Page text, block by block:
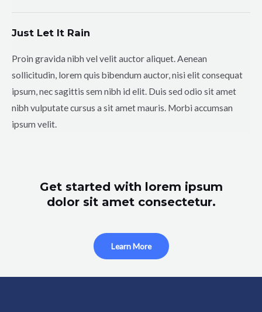
Just Let It Rain
Proin gravida nibh vel velit auctor aliquet. Aenean
sollicitudin, lorem quis bibendum auctor, nisi elit consequat
ipsum, nec sagittis sem nibh id elit. Duis sed odio sit amet
nibh vulputate cursus a sit amet mauris. Morbi accumsan
ipsum velit.
Get started with lorem ipsum
dolor sit amet consectetur.
Learn More